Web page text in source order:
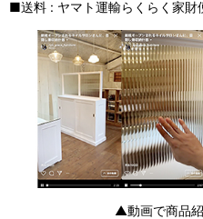
■送料 : ヤマト運輸らくらく家財
▲動画で商品